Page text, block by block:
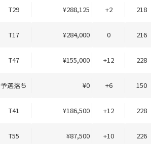
T29 ¥288,125 +2 218
T17 ¥284,000 0 216
T47 ¥155,000 +12 228
予選落ち ¥0 +6 150
T41 ¥186,500 +12 228
T55 ¥87,500 +10 226